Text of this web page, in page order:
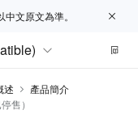
文原文為準。
述
產品簡介
售）